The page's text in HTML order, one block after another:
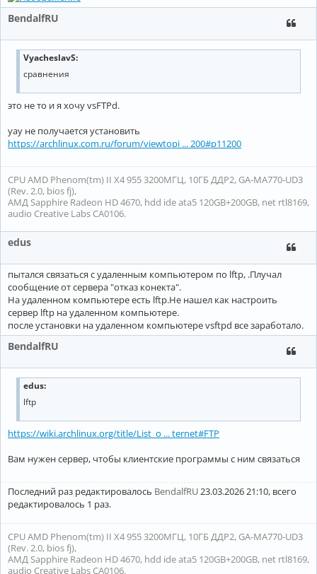
BendalfRU
VyacheslavS:
сравнения
это не то и я хочу vsFTPd.
yay не получается установить
https://archlinux.com.ru/forum/viewtopi ... 200#p11200
CPU AMD Phenom(tm) II X4 955 3200МГЦ, 10ГБ ДДР2, GA-MA770-UD3
(Rev. 2.0, bios fj),
АМД Sapphire Radeon HD 4670, hdd ide ata5 120GB+200GB, net rtl8169,
audio Creative Labs CA0106.
edus
пытался связаться с удаленным компьютером по lftp, .Плучал
сообщение от сервера "отказ конекта".
На удаленном компьютере есть lftp.Не нашел как настроить
сервер lftp на удаленном компьютере.
после установки на удаленном компьютере vsftpd все заработало.
BendalfRU
edus:
lftp
https://wiki.archlinux.org/title/List_o ... ternet#FTP
Вам нужен сервер, чтобы клиентские программы с ним связаться
Последний раз редактировалось BendalfRU23.03.2026 21:10, всего
редактировалось 1 раз.
CPU AMD Phenom(tm) II X4 955 3200МГЦ, 10ГБ ДДР2, GA-MA770-UD3
(Rev. 2.0, bios fj),
АМД Sapphire Radeon HD 4670, hdd ide ata5 120GB+200GB, net rtl8169,
audio Creative Labs CA0106.